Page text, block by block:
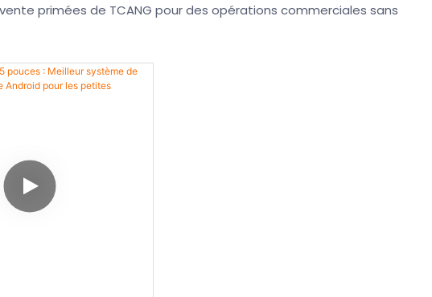
primées de TCANG pour des opérations commerciales sans